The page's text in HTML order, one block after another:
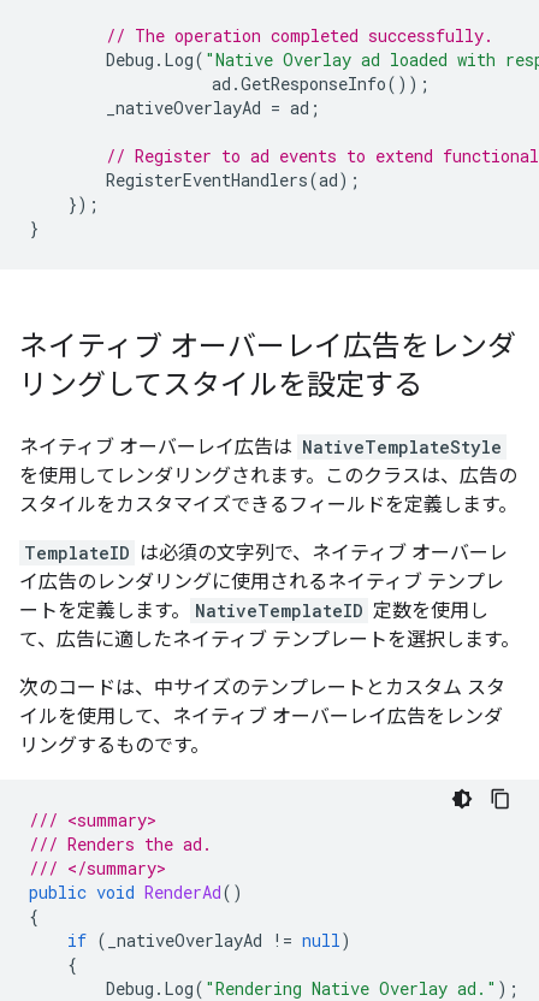
// The operation completed successfully.
Debug . Log( "Native Overlay ad loaded with
ad .GetResponseInfo());
_nativeOverlayAd = ad ;
// Register to ad events to extend
RegisterEventHandlers(ad);
});
}
ネイティブ オーバーレイ広告をレンダ
リングしてスタイルを設定する
ネイティブ オーバーレイ広告は NativeTemplateStyle
を使用してレンダリングされます。このクラスは、広告の
スタイルをカスタマイズできるフィールドを定義します。
TemplateID は必須の文字列で、ネイティブ オーバーレ
イ広告のレンダリングに使用されるネイティブ テンプレ
ートを定義します。
NativeTemplateID 定数を使用し
て、広告に適したネイティブ テンプレートを選択します。
次のコードは、中サイズのテンプレートとカスタム スタ
イルを使用して、ネイティブ オーバーレイ広告をレンダ
リングするものです。
/// <summary>
/// Renders the ad.
/// </summary>
public void RenderAd()
{
if ( _nativeOverlayAd != null)
{
Debug . Log( "Rendering Native Overlay ad." );